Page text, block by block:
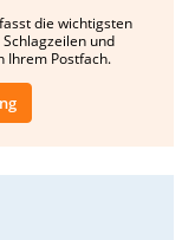
die wichtigsten
und
Ihrem Postfach.